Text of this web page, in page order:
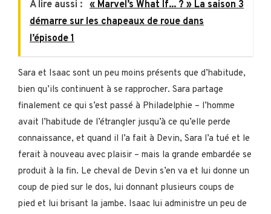
A lire aussi : « Marvel’s What If... ? » La saison 3
démarre sur les chapeaux de roue dans
l’épisode 1
Sara et Isaac sont un peu moins présents que d’habitude,
bien qu’ils continuent à se rapprocher. Sara partage
finalement ce qui s’est passé à Philadelphie – l’homme
avait l’habitude de l’étrangler jusqu’à ce qu’elle perde
connaissance, et quand il l’a fait à Devin, Sara l’a tué et le
ferait à nouveau avec plaisir – mais la grande embardée se
produit à la fin. Le cheval de Devin s’en va et lui donne un
coup de pied sur le dos, lui donnant plusieurs coups de
pied et lui brisant la jambe. Isaac lui administre un peu de